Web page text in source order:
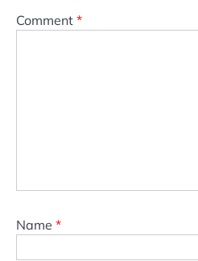
Comment *
Name *